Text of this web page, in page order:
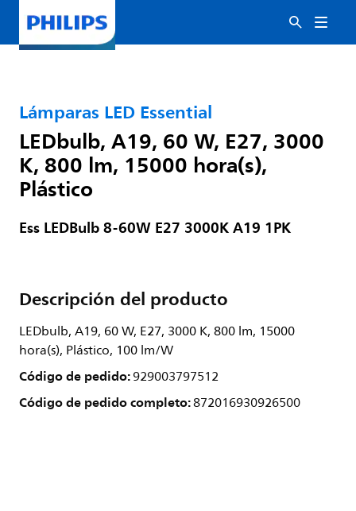
Lámparas LED Essential
LEDbulb, A19, 60 W, E27, 3000
K, 800 lm, 15000 hora(s),
Plástico
Ess LEDBulb 8-60W E27 3000K A19 1PK
Descripción del producto
LEDbulb, A19, 60 W, E27, 3000 K, 800 lm, 15000
hora(s), Plástico, 100 lm/W
Código de pedido:929003797512
Código de pedido completo:872016930926500